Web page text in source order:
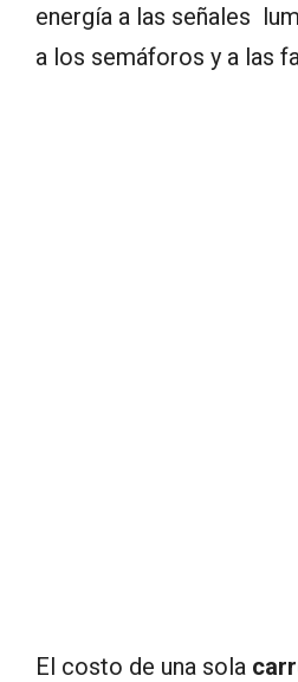
energía a las señales
a los semáforos y a las
El costo de una sola